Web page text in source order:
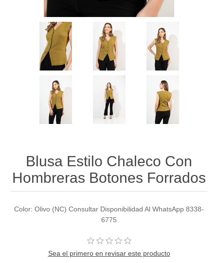
Blusa Estilo Chaleco Con
Hombreras Botones Forrados
Color: Olivo (NC) Consultar Disponibilidad Al WhatsApp 8338-
6775
Sea el primero en revisar este producto